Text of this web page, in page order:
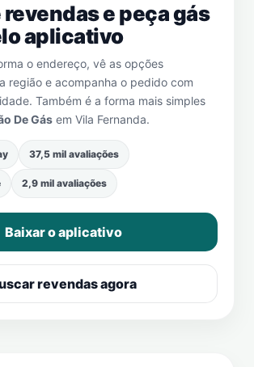
e peça gás
aplicativo
o endereço, vê as opções
região e acompanha o pedido com
Também é a forma mais simples
De Gás em Vila Fernanda.
37,5 mil avaliações
2,9 mil avaliações
Baixar o aplicativo
revendas agora